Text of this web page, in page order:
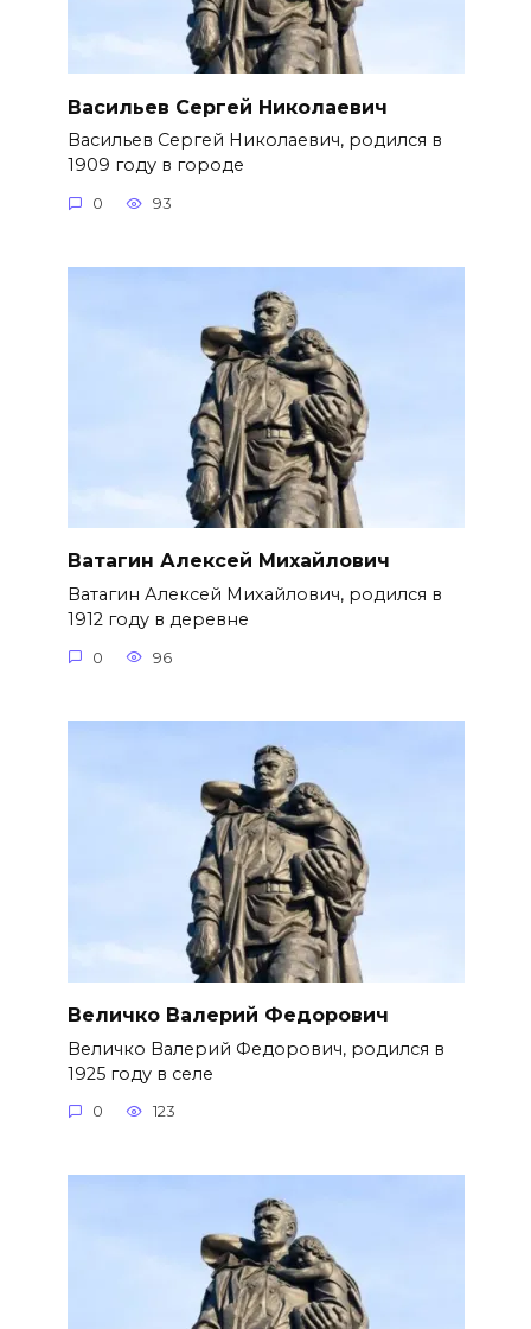
Васильев Сергей Николаевич
Васильев Сергей Николаевич, родился в
1909 году в городе
0 93
Ватагин Алексей Михайлович
Ватагин Алексей Михайлович, родился в
1912 году в деревне
0 96
Величко Валерий Федорович
Величко Валерий Федорович, родился в
1925 году в селе
0 123